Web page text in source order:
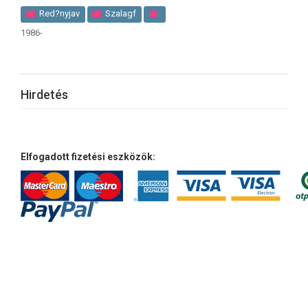
Red?nyjav
Szalagf
1986-
Hirdetés
Elfogadott fizetési eszközök: